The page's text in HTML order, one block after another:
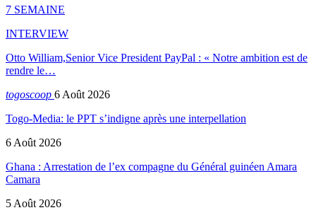
7 SEMAINE
INTERVIEW
Otto William,Senior Vice President PayPal : « Notre ambition est de
rendre le…
togoscoop 6 Août 2026
Togo-Media: le PPT s’indigne après une interpellation
6 Août 2026
Ghana : Arrestation de l’ex compagne du Général guinéen Amara
Camara
5 Août 2026